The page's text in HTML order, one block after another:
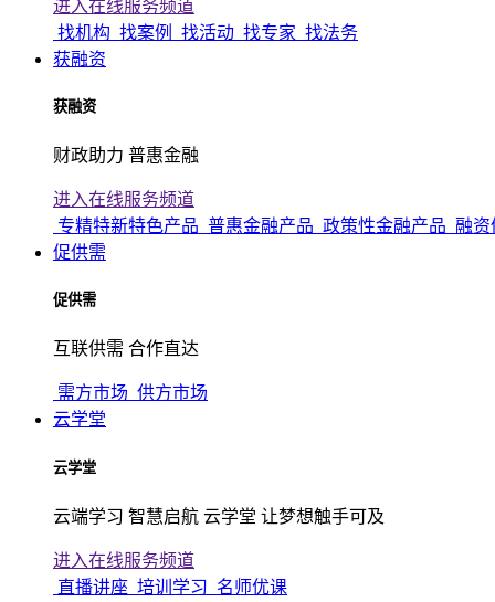
进入在线服务频道
找机构 找案例 找活动 找专家 找法务
获融资
获融资
财政助力 普惠金融
进入在线服务频道
专精特新特色产品 普惠金融产品 政策性金融产品 融资
促供需
促供需
互联供需 合作直达
需方市场 供方市场
云学堂
云学堂
云端学习 智慧启航 云学堂 让梦想触手可及
进入在线服务频道
直播讲座 培训学习 名师优课